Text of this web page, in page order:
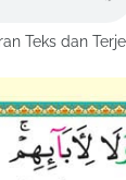
Teks dan